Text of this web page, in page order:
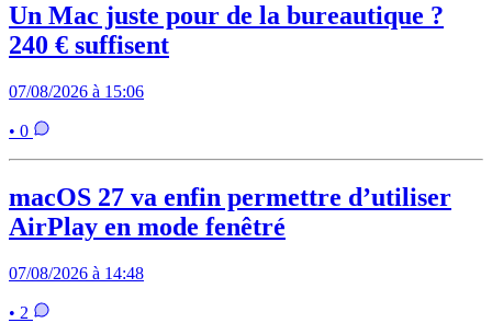
Un Mac juste pour de la bureautique ?
240 € suffisent
07/08/2026 à 15:06
• 0
macOS 27 va enfin permettre d’utiliser
AirPlay en mode fenêtré
07/08/2026 à 14:48
• 2